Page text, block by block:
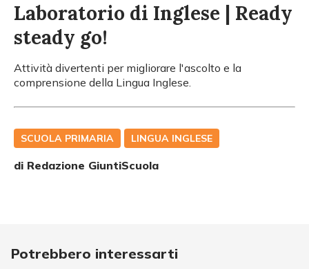
Laboratorio di Inglese | Ready
steady go!
Attività divertenti per migliorare l'ascolto e la
comprensione della Lingua Inglese.
SCUOLA PRIMARIA LINGUA INGLESE
di Redazione GiuntiScuola
Potrebbero interessarti